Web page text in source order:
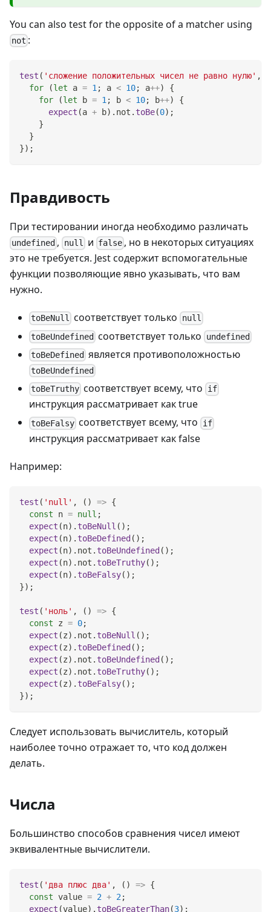
You can also test for the opposite of a matcher using
not :
test ( 'сложение положительных чисел не равно нулю' ,
for
(let a = 1 ; a < 10; a++)
{
for
(let b = 1 ; b < 10; b++)
{
expect (a + b) . not . toBe(0) ;
}
}
}) ;
Правдивость
При тестировании иногда необходимо различать
undefined , null и false , но в некоторых ситуациях
это не требуется. Jest содержит вспомогательные
функции позволяющие явно указывать, что вам
нужно.
toBeNull соответствует только null
toBeUndefined соответствует только undefined
toBeDefined является противоположностью
toBeUndefined
toBeTruthy соответствует всему, что if
инструкция рассматривает как true
toBeFalsy соответствует всему, что if
инструкция рассматривает как false
Например:
test ( 'null' , ( ) => {
const n = null ;
expect (n) . toBeNull ( ) ;
expect (n) . toBeDefined ( ) ;
expect (n) . not . toBeUndefined ( ) ;
expect (n) . not . toBeTruthy( ) ;
expect (n) . toBeFalsy( ) ;
}) ;
test ( 'ноль' , ( ) => {
const z = 0;
expect (z) . not . toBeNull ( ) ;
expect (z) . toBeDefined ( ) ;
expect (z) . not . toBeUndefined ( ) ;
expect (z) . not . toBeTruthy( ) ;
expect (z) . toBeFalsy( ) ;
}) ;
Следует использовать вычислитель, который
наиболее точно отражает то, что код должен
делать.
Числа
Большинство способов сравнения чисел имеют
эквивалентные вычислители.
test ( 'два плюс два' , ( ) => {
const value = 2 + 2;
expect (value) . toBeGreaterThan(3) ;